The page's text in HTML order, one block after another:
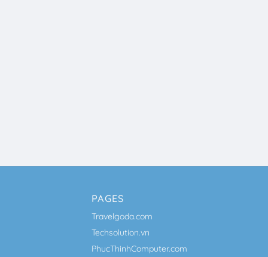
PAGES
Travelgoda.com
Techsolution.vn
PhucThinhComputer.com